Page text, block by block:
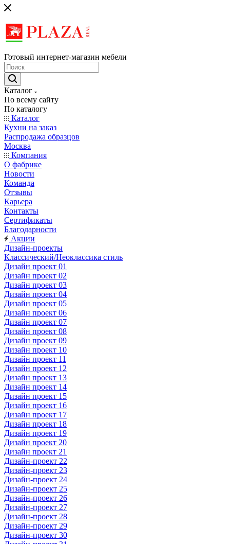
Готовый интернет-магазин мебели
Каталог
По всему сайту
По каталогу
Каталог
Кухни на заказ
Распродажа образцов
Москва
Компания
О фабрике
Новости
Команда
Отзывы
Карьера
Контакты
Сертификаты
Благодарности
Акции
Дизайн-проекты
Классический/Неоклассика стиль
Дизайн проект 01
Дизайн проект 02
Дизайн проект 03
Дизайн проект 04
Дизайн проект 05
Дизайн проект 06
Дизайн проект 07
Дизайн проект 08
Дизайн проект 09
Дизайн проект 10
Дизайн проект 11
Дизайн проект 12
Дизайн проект 13
Дизайн проект 14
Дизайн проект 15
Дизайн проект 16
Дизайн проект 17
Дизайн проект 18
Дизайн проект 19
Дизайн проект 20
Дизайн проект 21
Дизайн-проект 22
Дизайн-проект 23
Дизайн-проект 24
Дизайн-проект 25
Дизайн-проект 26
Дизайн-проект 27
Дизайн-проект 28
Дизайн-проект 29
Дизайн-проект 30